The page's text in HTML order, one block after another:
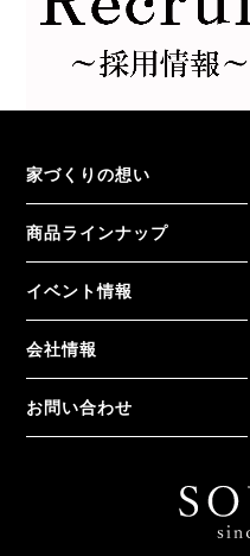
家づくりの想い
商品ラインナップ
イベント情報
会社情報
お問い合わせ